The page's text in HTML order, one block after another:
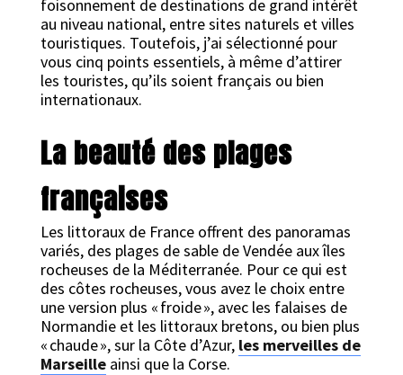
foisonnement de destinations de grand intérêt
au niveau national, entre sites naturels et villes
touristiques. Toutefois, j’ai sélectionné pour
vous cinq points essentiels, à même d’attirer
les touristes, qu’ils soient français ou bien
internationaux.
La beauté des plages
françaises
Les littoraux de France offrent des panoramas
variés, des plages de sable de Vendée aux îles
rocheuses de la Méditerranée. Pour ce qui est
des côtes rocheuses, vous avez le choix entre
une version plus « froide », avec les falaises de
Normandie et les littoraux bretons, ou bien plus
« chaude », sur la Côte d’Azur, les merveilles de
Marseilleainsi que la Corse.